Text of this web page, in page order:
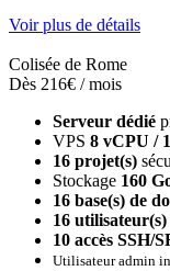
Voir plus de détails
Colisée de Rome
Dès 216€ / mois
Serveur dédié
VPS 8 vCPU /
16 projet(s)
Stockage 160
16 base(s) de
16
10 accès SSH/
Utilisateur admin